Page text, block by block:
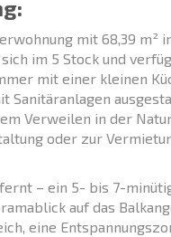
mit 68,39 m²
im 5 Stock und
mit einer kleinen
Sanitäranlagen
Verweilen in der
oder zur
– ein 5- bis 7-
auf das
eine